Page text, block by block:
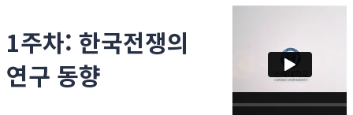
1주차: 한국전쟁의
연구 동향